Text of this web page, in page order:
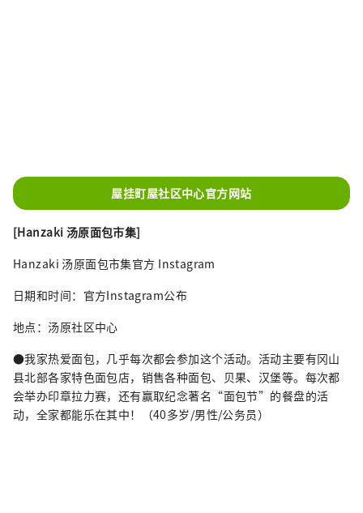
屋挂町屋社区中心官方网站
[Hanzaki 汤原面包市集]
Hanzaki 汤原面包市集官方 Instagram
日期和时间：官方Instagram公布
地点：汤原社区中心
●我家热爱面包，几乎每次都会参加这个活动。活动主要有冈山
县北部各家特色面包店，销售各种面包、贝果、汉堡等。每次都
会举办印章拉力赛，还有赢取纪念著名“面包节”的餐盘的活
动，全家都能乐在其中！（40多岁/男性/公务员）